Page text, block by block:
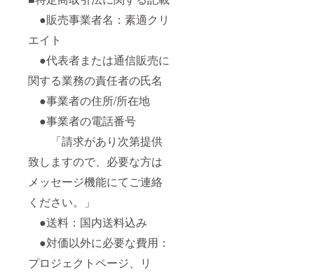
●販売事業者名：素適クリ
エイト
●代表者または通信販売に
関する業務の責任者の氏名
●事業者の住所/所在地
●事業者の電話番号
「請求があり次第提供
致しますので、必要な方は
メッセージ機能にてご連絡
ください。」
●送料：国内送料込み
●対価以外に必要な費用：
プロジェクトページ、リ